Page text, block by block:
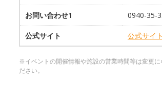
お問い合わせ1 0940-35-
公式サイト 公式サイ
※イベントの開催情報や施設の営業時間等は変更
ださい。